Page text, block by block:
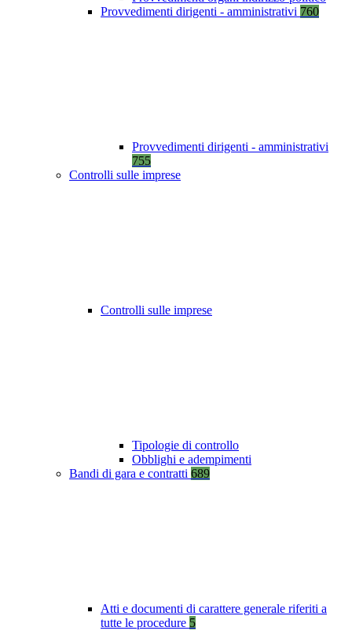
Provvedimenti dirigenti - amministrativi 760
Provvedimenti dirigenti - amministrativi
755
Controlli sulle imprese
Controlli sulle imprese
Tipologie di controllo
Obblighi e adempimenti
Bandi di gara e contratti 689
Atti e documenti di carattere generale riferiti a
tutte le procedure 5